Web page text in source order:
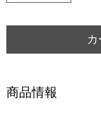
商品情報